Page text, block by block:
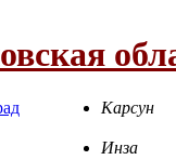
Карсун
Инза